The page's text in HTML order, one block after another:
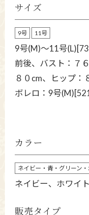
サイズ
9号 11号
9号(M)〜11号
前後、バスト：７
８０cm、ヒップ：
ボレロ：9号
カラー
ネイビー・青・グリーン
ネイビー、ホワイト
販売タイプ